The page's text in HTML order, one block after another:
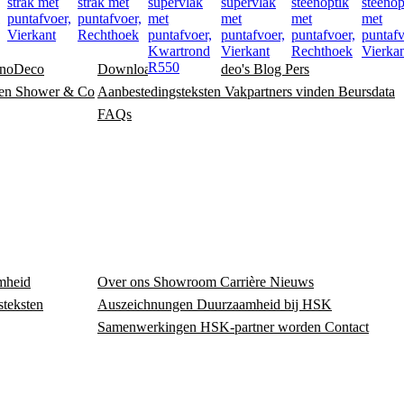
puntafvoer,
Vierkant
puntafvoer,
Rechthoek
met
puntafvoer,
Kwartrond
R550
met
puntafvoer,
Vierkant
met
puntafvoer,
Rechthoek
met
Shower & Co
Downloadcentrum Video's Blog Pers
Aanbestedingsteksten Vakpartners vinden Beursdata
FAQs
Over ons Showroom Carrière Nieuws
Auszeichnungen Duurzaamheid bij HSK
Samenwerkingen HSK-partner worden Contact